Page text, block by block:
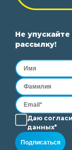
Не
рассылку!
Даю
данных*
Подписаться